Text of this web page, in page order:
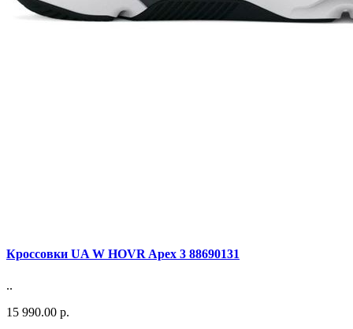
Кроссовки UA W HOVR Apex 3 88690131
..
15 990.00 р.